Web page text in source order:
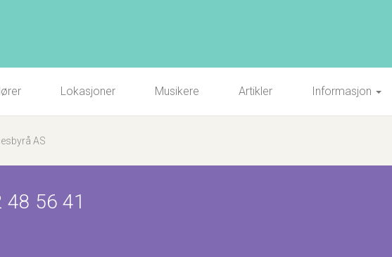
Lokasjoner Musikere Artikler Informasjon
AS
48 56 41